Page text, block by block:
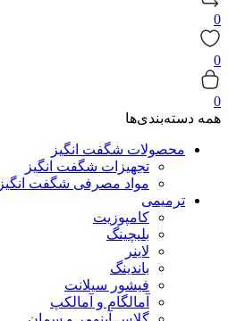
0
0
0
همه دسته‌بندی‌ها
محصولات شگفت انگیز
تجهیزات شگفت انگیز
مواد مصرفی شگفت انگیز
ترمیمی
کامپوزیت
بلیچینگ
لاینر
باندینگ
فیشور سیلانت
آمالگام و آمالکپ